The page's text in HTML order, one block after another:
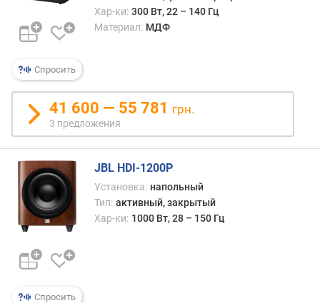
и
к
в
е
с
)
Спросить
Хар-ки: 300 Вт, 22 – 140 Гц
Материал: МДФ
41 600 — 55 781 грн.
3 предложения
Спросить
JBL HDI-1200P
Установка: напольный
Тип: активный, закрытый
Хар-ки: 1000 Вт, 28 – 150 Гц